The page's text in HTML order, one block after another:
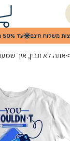
>אתה לא תבין, איך